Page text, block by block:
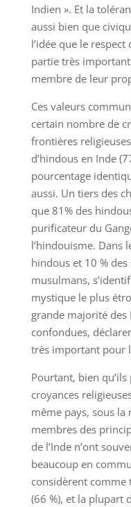
Indien ». Et la
aussi bien que
l’idée que le
partie très
membre de leur
Ces valeurs
certain nombre de
frontières
d’hindous en Inde
pourcentage
aussi. Un tiers des
que 81% des
purificateur du
l’hindouisme. Dans
hindous et 10 %
musulmans,
mystique le plus
grande majorité
confondues,
très important pour
Pourtant, bien
croyances
même pays, sous
membres des
de l’Inde n’ont
beaucoup en
considèrent comme
(66 %), et la plupart